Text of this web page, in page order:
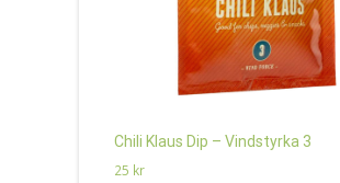
Chili Klaus Dip – Vindstyrka 3
25 kr